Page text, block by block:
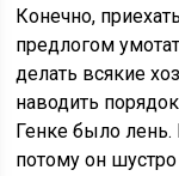
Конечно,
предлогом
делать всякие
наводить
Генке было
потому он